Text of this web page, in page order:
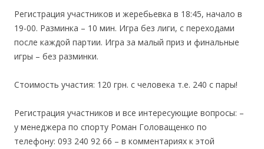
Регистрация участников и жеребьевка в 18:45, начало в
19-00. Разминка – 10 мин. Игра без лиги, с переходами
после каждой партии. Игра за малый приз и финальные
игры – без разминки.
Стоимость участия: 120 грн. с человека т.е. 240 с пары!
Регистрация участников и все интересующие вопросы: –
у менеджера по спорту Роман Головащенко по
телефону: 093 240 92 66 – в комментариях к этой